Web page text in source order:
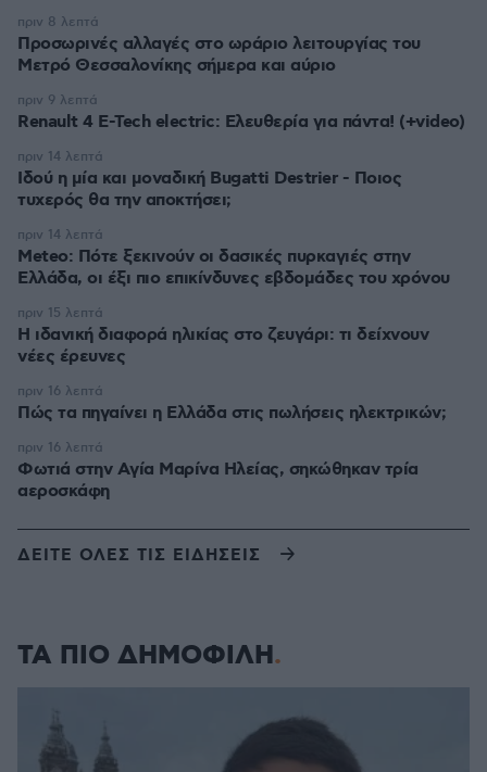
Προσωρινές αλλαγές στο ωράριο λειτουργίας του
Μετρό Θεσσαλονίκης σήμερα και αύριο
πριν 8 λεπτά
Renault 4 E-Tech electric: Ελευθερία για πάντα! (+video)
πριν 9 λεπτά
Ιδού η μία και μοναδική Bugatti Destrier - Ποιος
τυχερός θα την αποκτήσει;
πριν 14 λεπτά
Meteo: Πότε ξεκινούν οι δασικές πυρκαγιές στην
Ελλάδα, οι έξι πιο επικίνδυνες εβδομάδες του χρόνου
πριν 14 λεπτά
Η ιδανική διαφορά ηλικίας στο ζευγάρι: τι δείχνουν
νέες έρευνες
πριν 15 λεπτά
Πώς τα πηγαίνει η Ελλάδα στις πωλήσεις ηλεκτρικών;
πριν 16 λεπτά
Φωτιά στην Aγία Μαρίνα Ηλείας, σηκώθηκαν τρία
αεροσκάφη
πριν 16 λεπτά
ΔΕΙΤΕ ΟΛΕΣ ΤΙΣ ΕΙΔΗΣΕΙΣ
ΤΑ ΠΙΟ ΔΗΜΟΦΙΛΗ